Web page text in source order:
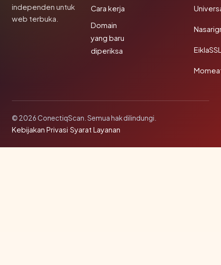
independen untuk
web terbuka.
Cara kerja
Domain
yang baru
diperiksa
© 2026 ConectiqScan. Semua hak dilindungi.
Kebijakan Privasi·Syarat Layanan